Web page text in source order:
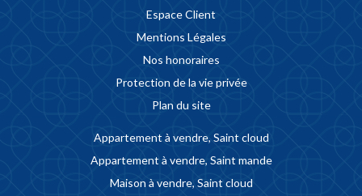
Espace Client
Mentions Légales
Nos honoraires
Protection de la vie privée
Plan du site
Appartement à vendre, Saint cloud
Appartement à vendre, Saint mande
Maison à vendre, Saint cloud